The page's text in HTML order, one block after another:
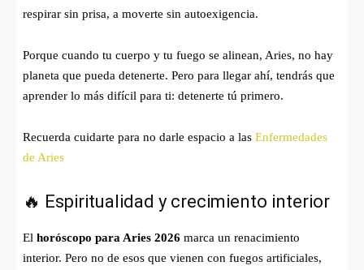
respirar sin prisa, a moverte sin autoexigencia.
Porque cuando tu cuerpo y tu fuego se alinean, Aries, no hay
planeta que pueda detenerte. Pero para llegar ahí, tendrás que
aprender lo más difícil para ti: detenerte tú primero.
Recuerda cuidarte para no darle espacio a las Enfermedades
de Aries
🔥 Espiritualidad y crecimiento interior
El horóscopo para Aries 2026 marca un renacimiento
interior. Pero no de esos que vienen con fuegos artificiales,